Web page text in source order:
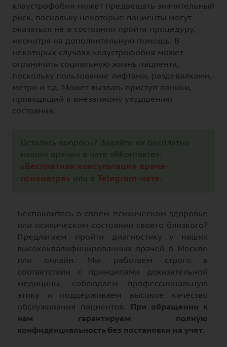
клаустрофобия может предвещать значительный
риск, поскольку некоторые пациенты могут
оказаться не в состоянии пройти процедуру,
несмотря на дополнительную помощь. В
некоторых случаях клаустрофобия может
ограничить социальную жизнь пациента,
поскольку пользование лифтами, раздевалками,
метро и т.д. Может вызвать приступ паники,
приводящий к внезапному ухудшению
состояния.
Остались вопросы? Задайте их бесплатно
нашим врачам в чате «ВКонтакте»:
«Бесплатная консультация врача-
психиатра» или в Telegram-чате.
Беспокоитесь о своем психическом здоровье
или психическом состоянии своего близкого?
Предлагаем пройти диагностику у наших
высококвалифицированных врачей в Москве
или онлайн. Мы работаем строго в
соответствии с принципами доказательной
медицины, соблюдаем профессиональную
этику и поддерживаем высокое качество
обслуживания пациентов. При обращении к
нам гарантируем полную
конфиденциальность без постановки на учет.